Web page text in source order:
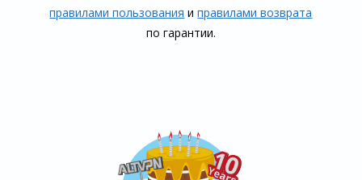
правилами пользования иправилами воз­врата
по гарантии.